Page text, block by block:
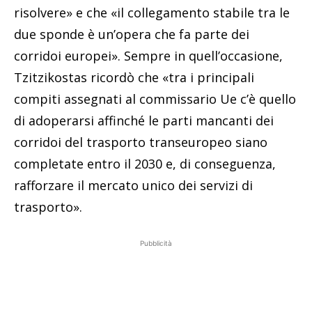
risolvere» e che «il collegamento stabile tra le
due sponde è un’opera che fa parte dei
corridoi europei». Sempre in quell’occasione,
Tzitzikostas ricordò che «tra i principali
compiti assegnati al commissario Ue c’è quello
di adoperarsi affinché le parti mancanti dei
corridoi del trasporto transeuropeo siano
completate entro il 2030 e, di conseguenza,
rafforzare il mercato unico dei servizi di
trasporto».
Pubblicità